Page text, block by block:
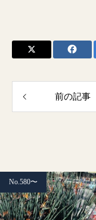
前の記事
No.580〜